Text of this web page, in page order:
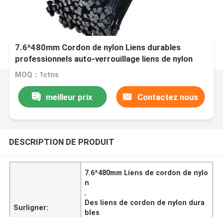
7.6*480mm Cordon de nylon Liens durables
professionnels auto-verrouillage liens de nylon
torsion
MOQ：1ctns
meilleur prix Contactez nous
DESCRIPTION DE PRODUIT
Surligner:
7.6*480mm Liens de cordon de nylo
n
,
Des liens de cordon de nylon dura
bles